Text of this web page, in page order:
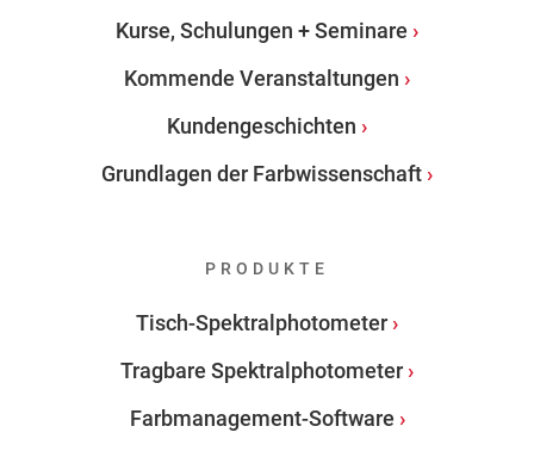
Kurse, Schulungen + Seminare
Kommende Veranstaltungen
Kundengeschichten
Grundlagen der Farbwissenschaft
PRODUKTE
Tisch-Spektralphotometer
Tragbare Spektralphotometer
Farbmanagement-Software